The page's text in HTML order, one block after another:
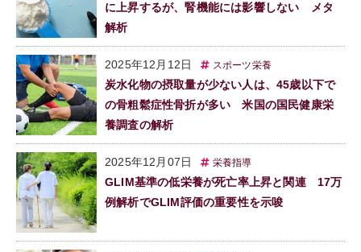
に上昇するが、腎機能には影響しない メタ
解析
2025年12月12日 スポーツ栄養
炭水化物の摂取量が少ない人は、45歳以下で
の骨粗鬆症性骨折が多い 米国の国民健康栄
養調査の解析
2025年12月07日 栄養指導
GLIM基準の低栄養が死亡率上昇と関連 17万
例解析でGLIM評価の重要性を示唆